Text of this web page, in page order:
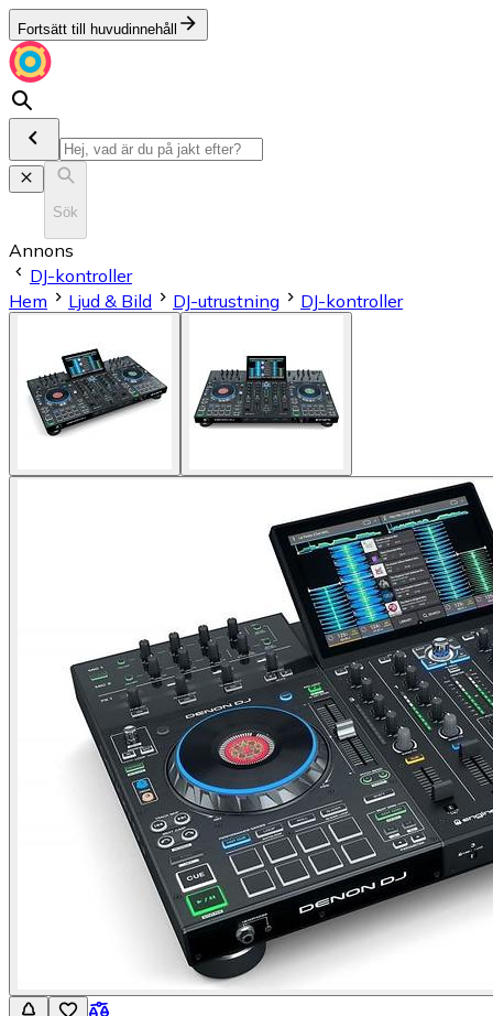
Fortsätt till huvudinnehåll
Sök
Annons
DJ-kontroller
Hem
Ljud & Bild DJ-utrustning DJ-kontroller